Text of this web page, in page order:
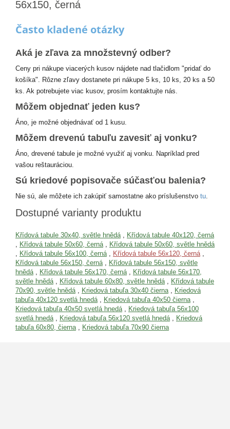
56x150, černá
Často kladené otázky
Aká je zľava za množstevný odber?
Ceny pri nákupe viacerých kusov nájdete nad tlačidlom "pridať do
košíka". Rôzne zľavy dostanete pri nákupe 5 ks, 10 ks, 20 ks a 50
ks. Ak potrebujete viac kusov, prosím kontaktujte nás.
Môžem objednať jeden kus?
Áno, je možné objednávať od 1 kusu.
Môžem drevenú tabuľu zavesiť aj vonku?
Áno, drevené tabule je možné využiť aj vonku. Napríklad pred
vašou reštauráciou.
Sú kriedové popisovače súčasťou balenia?
Nie sú, ale môžete ich zakúpiť samostatne ako príslušenstvo tu.
Dostupné varianty produktu
Křídová tabule 30x40, světle hnědá , Křídová tabule 40x120, černá
, Křídová tabule 50x60, černá , Křídová tabule 50x60, světle hnědá
, Křídová tabule 56x100, černá , Křídová tabule 56x120, černá ,
Křídová tabule 56x150, černá , Křídová tabule 56x150, světle
hnědá , Křídová tabule 56x170, černá , Křídová tabule 56x170,
světle hnědá , Křídová tabule 60x80, světle hnědá , Křídová tabule
70x90, světle hnědá , Kriedová tabuľa 30x40 čierna , Kriedová
tabuľa 40x120 svetlá hnedá , Kriedová tabuľa 40x50 čierna ,
Kriedová tabuľa 40x50 svetlá hnedá , Kriedová tabuľa 56x100
svetlá hnedá , Kriedová tabuľa 56x120 svetlá hnedá , Kriedová
tabuľa 60x80, čierna , Kriedová tabuľa 70x90 čierna